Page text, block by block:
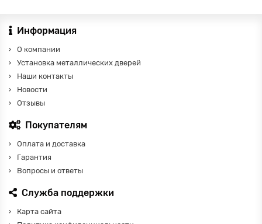
Информация
О компании
Установка металлических дверей
Наши контакты
Новости
Отзывы
Покупателям
Оплата и доставка
Гарантия
Вопросы и ответы
Служба поддержки
Карта сайта